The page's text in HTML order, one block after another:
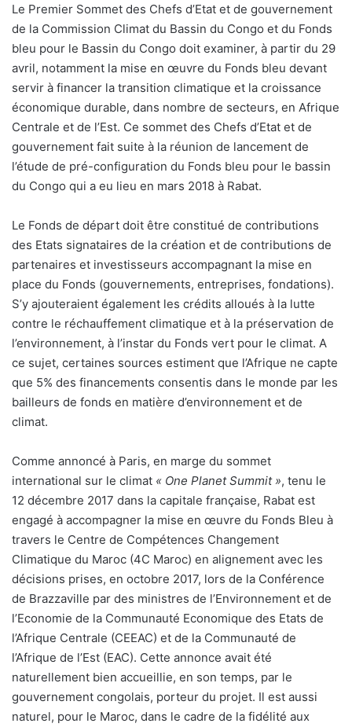
Le Premier Sommet des Chefs d’Etat et de gouvernement
de la Commission Climat du Bassin du Congo et du Fonds
bleu pour le Bassin du Congo doit examiner, à partir du 29
avril, notamment la mise en œuvre du Fonds bleu devant
servir à financer la transition climatique et la croissance
économique durable, dans nombre de secteurs, en Afrique
Centrale et de l’Est. Ce sommet des Chefs d’Etat et de
gouvernement fait suite à la réunion de lancement de
l’étude de pré-configuration du Fonds bleu pour le bassin
du Congo qui a eu lieu en mars 2018 à Rabat.
Le Fonds de départ doit être constitué de contributions
des Etats signataires de la création et de contributions de
partenaires et investisseurs accompagnant la mise en
place du Fonds (gouvernements, entreprises, fondations).
S’y ajouteraient également les crédits alloués à la lutte
contre le réchauffement climatique et à la préservation de
l’environnement, à l’instar du Fonds vert pour le climat. A
ce sujet, certaines sources estiment que l’Afrique ne capte
que 5% des financements consentis dans le monde par les
bailleurs de fonds en matière d’environnement et de
climat.
Comme annoncé à Paris, en marge du sommet
international sur le climat « One Planet Summit », tenu le
12 décembre 2017 dans la capitale française, Rabat est
engagé à accompagner la mise en œuvre du Fonds Bleu à
travers le Centre de Compétences Changement
Climatique du Maroc (4C Maroc) en alignement avec les
décisions prises, en octobre 2017, lors de la Conférence
de Brazzaville par des ministres de l’Environnement et de
l’Economie de la Communauté Economique des Etats de
l’Afrique Centrale (CEEAC) et de la Communauté de
l’Afrique de l’Est (EAC). Cette annonce avait été
naturellement bien accueillie, en son temps, par le
gouvernement congolais, porteur du projet. Il est aussi
naturel, pour le Maroc, dans le cadre de la fidélité aux